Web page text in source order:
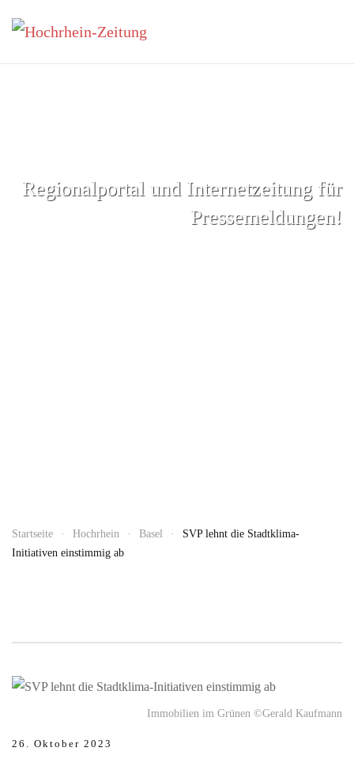
Zum Hauptinhalt springen
Regionalportal und Internetzeitung für
Pressemeldungen!
Startseite Hochrhein Basel
SVP lehnt die Stadtklima-
Initiativen einstimmig ab
S-Bahn - Ein Ja ist ein Signal für die Zukunft der
Immobilien im Grünen ©Gerald Kaufmann
26. Oktober 2023